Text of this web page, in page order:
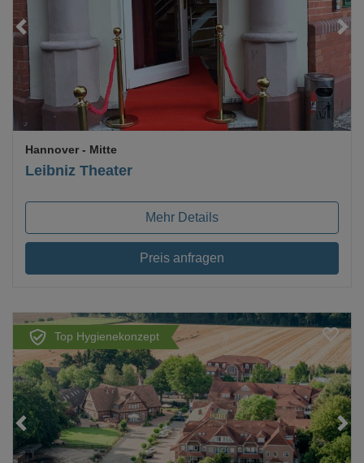
Loading...
Leibniz Theater
Hannover - Mitte
Mehr Details
Preis anfragen
Top Hygienekonzept
Loading...